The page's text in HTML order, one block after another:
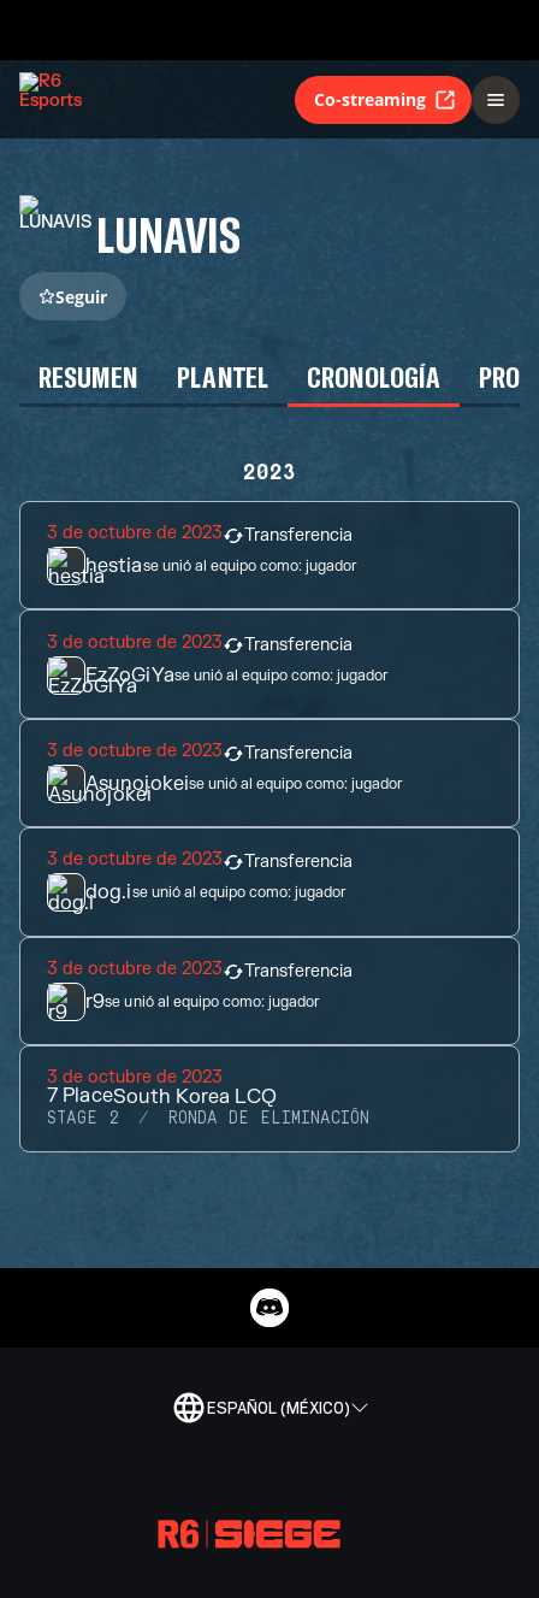
Co-streaming
LUNAVIS
Seguir
RESUMEN PLANTEL CRONOLOGÍA
2023
3 de octubre de 2023 Transferencia
hestiase unió al equipo como:jugador
3 de octubre de 2023 Transferencia
EzZoGiYase unió al equipo como:jugador
3 de octubre de 2023 Transferencia
Asunojokeise unió al equipo como:jugador
3 de octubre de 2023 Transferencia
dog.ise unió al equipo como:jugador
3 de octubre de 2023 Transferencia
r9se unió al equipo como:jugador
3 de octubre de 2023
7 PlaceSouth Korea LCQ
STAGE 2 RONDA DE ELIMINACIÓN
ESPAÑOL (MÉXICO)